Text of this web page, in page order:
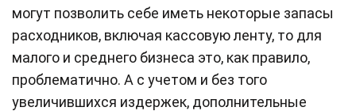
могут позволить себе иметь некоторые запасы
расходников, включая кассовую ленту, то для
малого и среднего бизнеса это, как правило,
проблематично. А с учетом и без того
увеличившихся издержек, дополнительные